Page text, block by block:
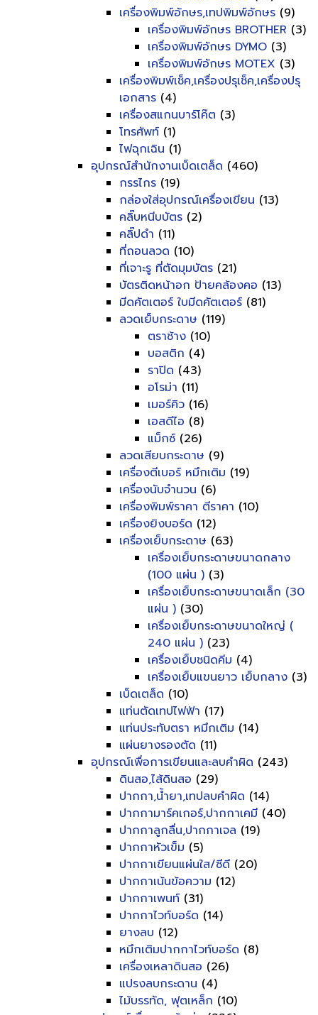
เครื่องพิมพ์อักษร,เทปพิมพ์อักษร (9)
เครื่องพิมพ์อักษร BROTHER (3)
เครื่องพิมพ์อักษร DYMO (3)
เครื่องพิมพ์อักษร MOTEX (3)
เครื่องพิมพ์เช็ค,เครื่องปรุเช็ค,เครื่องปรุ
เอกสาร (4)
เครื่องสแกนบาร์โค๊ต (3)
โทรศัพท์ (1)
ไฟฉุกเฉิน (1)
อุปกรณ์สำนักงานเบ็ดเตล็ด (460)
กรรไกร (19)
กล่องใส่อุปกรณ์เครื่องเขียน (13)
คลิ๊บหนีบบัตร (2)
คลิ๊ปดำ (11)
ที่ถอนลวด (10)
ที่เจาะรู ที่ตัดมุมบัตร (21)
บัตรติดหน้าอก ป้ายคล้องคอ (13)
มีดคัตเตอร์ ใบมีดคัตเตอร์ (81)
ลวดเย็บกระดาษ (119)
ตราช้าง (10)
บอสติก (4)
ราปิด (43)
อโรม่า (11)
เมอร์คิว (16)
เอสดีไอ (8)
แม็กซ์ (26)
ลวดเสียบกระดาษ (9)
เครื่องตีเบอร์ หมึกเติม (19)
เครื่องนับจำนวน (6)
เครื่องพิมพ์ราคา ตีราคา (10)
เครื่องยิงบอร์ด (12)
เครื่องเย็บกระดาษ (63)
เครื่องเย็บกระดาษขนาดกลาง
(100 แผ่น ) (3)
เครื่องเย็บกระดาษขนาดเล็ก (30
แผ่น ) (30)
เครื่องเย็บกระดาษขนาดใหญ่ (
240 แผ่น ) (23)
เครื่องเย็บชนิดคีม (4)
เครื่องเย็บแขนยาว เย็บกลาง (3)
เบ็ดเตล็ด (10)
แท่นตัดเทปไฟฟ้า (17)
แท่นประทับตรา หมึกเติม (14)
แผ่นยางรองตัด (11)
อุปกรณ์เพื่อการเขียนและลบคำผิด (243)
ดินสอ,ไส้ดินสอ (29)
ปากกา,น้ำยา,เทปลบคำผิด (14)
ปากกามาร์คเกอร์,ปากกาเคมี (40)
ปากกาลูกลื่น,ปากกาเจล (19)
ปากกาหัวเข็ม (5)
ปากกาเขียนแผ่นใส/ซีดี (20)
ปากกาเน้นข้อความ (12)
ปากกาเพนท์ (31)
ปากกาไวท์บอร์ด (14)
ยางลบ (12)
หมึกเติมปากกาไวท์บอร์ด (8)
เครื่องเหลาดินสอ (26)
แปรงลบกระดาน (4)
ไม้บรรทัด, ฟุตเหล็ก (10)